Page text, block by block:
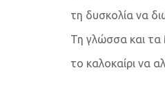
τη δυσκολία να
Τη γλώσσα και
το καλοκαίρι να